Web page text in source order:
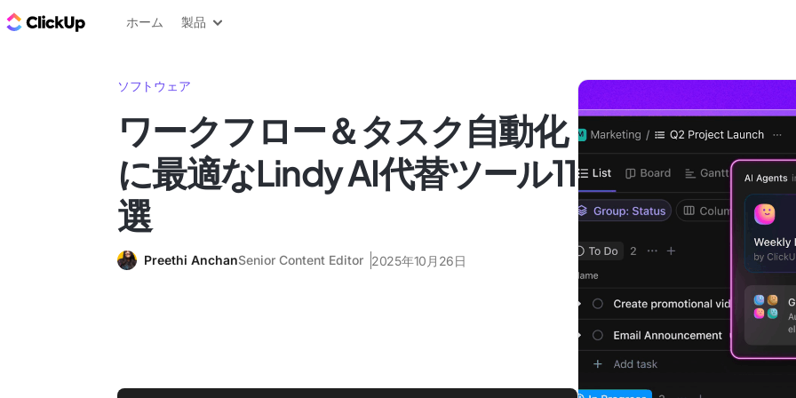
ClickUp ブログ
ホーム 製品
ソフトウェア
ワークフロー＆タスク自動化
に最適なLindy AI代替ツール11
選
Preethi AnchanSenior Content Editor 2025年10月26日